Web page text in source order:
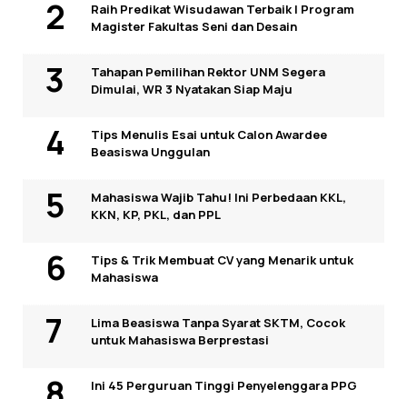
Raih Predikat Wisudawan Terbaik I Program
Magister Fakultas Seni dan Desain
Tahapan Pemilihan Rektor UNM Segera
Dimulai, WR 3 Nyatakan Siap Maju
Tips Menulis Esai untuk Calon Awardee
Beasiswa Unggulan
Mahasiswa Wajib Tahu! Ini Perbedaan KKL,
KKN, KP, PKL, dan PPL
Tips & Trik Membuat CV yang Menarik untuk
Mahasiswa
Lima Beasiswa Tanpa Syarat SKTM, Cocok
untuk Mahasiswa Berprestasi
Ini 45 Perguruan Tinggi Penyelenggara PPG